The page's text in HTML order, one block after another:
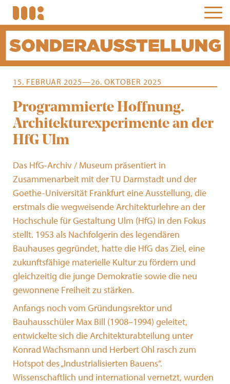
15. FEBRUAR 2025—26. OKTOBER 2025
Programmierte Hoffnung.
Architekturexperimente an der
HfG Ulm
Das HfG-Archiv / Museum präsentiert in
Zusammenarbeit mit der TU Darmstadt und der
Goethe-Universität Frankfurt eine Ausstellung, die
erstmals die wegweisende Architekturlehre an der
Hochschule für Gestaltung Ulm (HfG) in den Fokus
stellt. 1953 als Nachfolgerin des legendären
Bauhauses gegründet, hatte die HfG das Ziel, eine
zukunftsfähige materielle Kultur zu fördern und
gleichzeitig die junge Demokratie sowie die neu
gewonnene Freiheit zu stärken.
Anfangs noch vom Gründungsrektor und
Bauhausschüler Max Bill (1908–1994) geleitet,
entwickelte sich die Architekturabteilung unter
Konrad Wachsmann und Herbert Ohl rasch zum
Hotspot des „Industrialisierten Bauens“.
Wissenschaftlich und international vernetzt, wurden